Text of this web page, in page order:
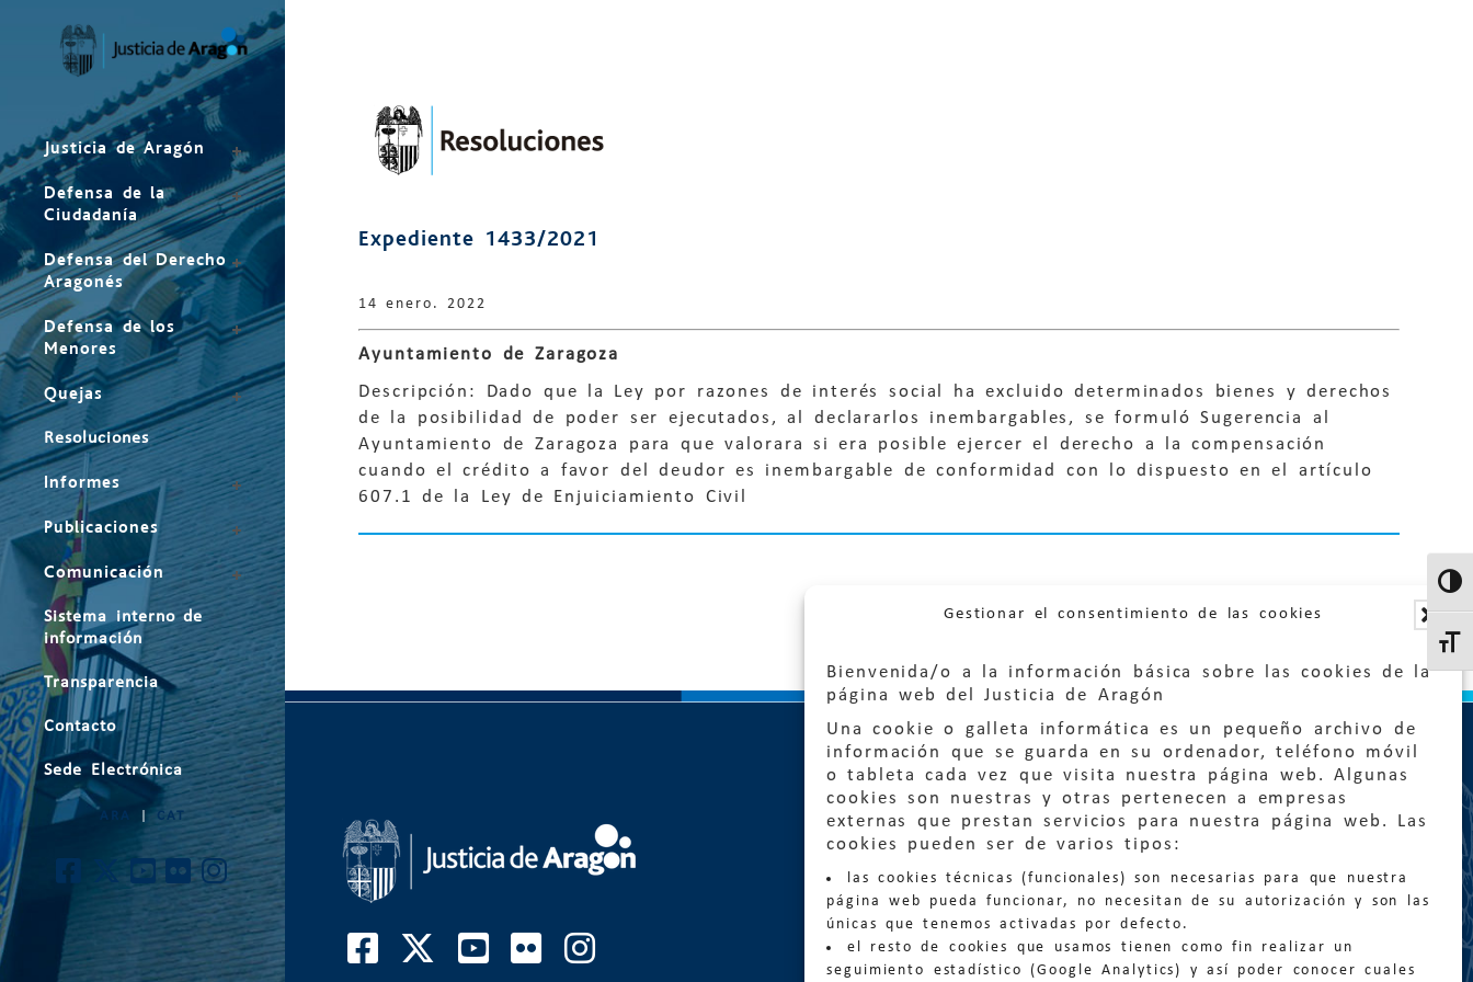
Gestionar el consentimiento de las cookies
Bienvenida/o a la información básica sobre las cookies de la
página web del Justicia de Aragón
Una cookie o galleta informática es un pequeño archivo de
información que se guarda en su ordenador, teléfono móvil
o tableta cada vez que visita nuestra página web. Algunas
cookies son nuestras y otras pertenecen a empresas
externas que prestan servicios para nuestra página web. Las
cookies pueden ser de varios tipos:
las cookies técnicas (funcionales) son necesarias para que nuestra
página web pueda funcionar, no necesitan de su autorización y son las
únicas que tenemos activadas por defecto.
el resto de cookies que usamos tienen como fin realizar un
seguimiento estadístico (Google Analytics) y así poder conocer cuales
Justicia de Aragón
Defensa de la
Ciudadanía
Defensa del Derecho
Aragonés
Defensa de los
Menores
Quejas
Resoluciones
Informes
Publicaciones
Comunicación
Sistema interno de
información
Transparencia
Contacto
Sede Electrónica
ARA CAT
Expediente 1433/2021
14 enero. 2022
Ayuntamiento de Zaragoza
Descripción: Dado que la Ley por razones de interés social ha excluido determinados bienes y derechos
de la posibilidad de poder ser ejecutados, al declararlos inembargables, se formuló Sugerencia al
Ayuntamiento de Zaragoza para que valorara si era posible ejercer el derecho a la compensación
cuando el crédito a favor del deudor es inembargable de conformidad con lo dispuesto en el artículo
607.1 de la Ley de Enjuiciamiento Civil
Quejas:quejas@eljusticiadearagon.es
Información general:
informacion@eljusticiadearagon.es
Teléfonos: 900 210 210/ 976 399 354